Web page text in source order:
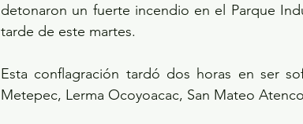
detonaron un fuerte incendio en el Parque
tarde de este martes.
Esta conflagración tardó dos horas en ser
Metepec, Lerma Ocoyoacac, San Mateo